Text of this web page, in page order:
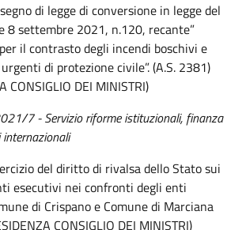
di legge di conversione in legge del
8 settembre 2021, n.120, recante”
il contrasto degli incendi boschivi e
di protezione civile”. (A.S. 2381)
CONSIGLIO DEI MINISTRI)
7 - Servizio riforme istituzionali, finanza
del diritto di rivalsa dello Stato sui
esecutivi nei confronti degli enti
di Crispano e Comune di Marciana
CONSIGLIO DEI MINISTRI)